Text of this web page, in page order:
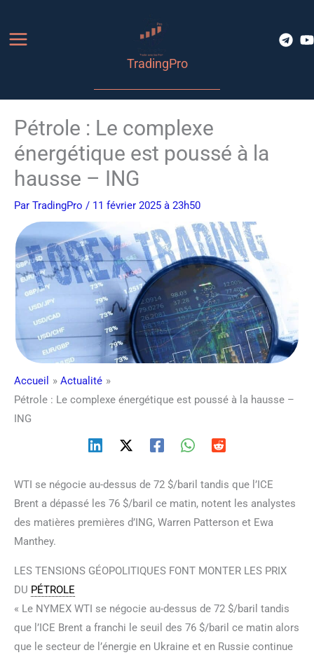
contenu
TradingPro
Pétrole : Le complexe
énergétique est poussé à la
hausse – ING
Par TradingPro / 11 février 2025 à 23h50
Accueil
Actualité
Pétrole : Le complexe énergétique est poussé à la hausse –
ING
WTI se négocie au-dessus de 72 $/baril tandis que l’ICE
Brent a dépassé les 76 $/baril ce matin, notent les analystes
des matières premières d’ING, Warren Patterson et Ewa
Manthey.
LES TENSIONS GÉOPOLITIQUES FONT MONTER LES PRIX
DU PÉTROLE
« Le NYMEX WTI se négocie au-dessus de 72 $/baril tandis
que l’ICE Brent a franchi le seuil des 76 $/baril ce matin alors
que le secteur de l’énergie en Ukraine et en Russie continue